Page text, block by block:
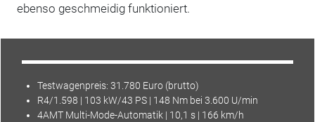
ebenso geschmeidig funktioniert.
Testwagenpreis: 31.780 Euro (brutto)
R4/1.598 | 103 kW/43 PS | 148 Nm bei 3.600 U/min
4AMT Multi-Mode-Automatik | 10,1 s | 166 km/h